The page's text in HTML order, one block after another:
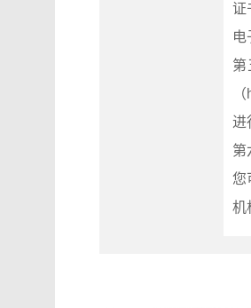
证
电
第
进
第
您
机